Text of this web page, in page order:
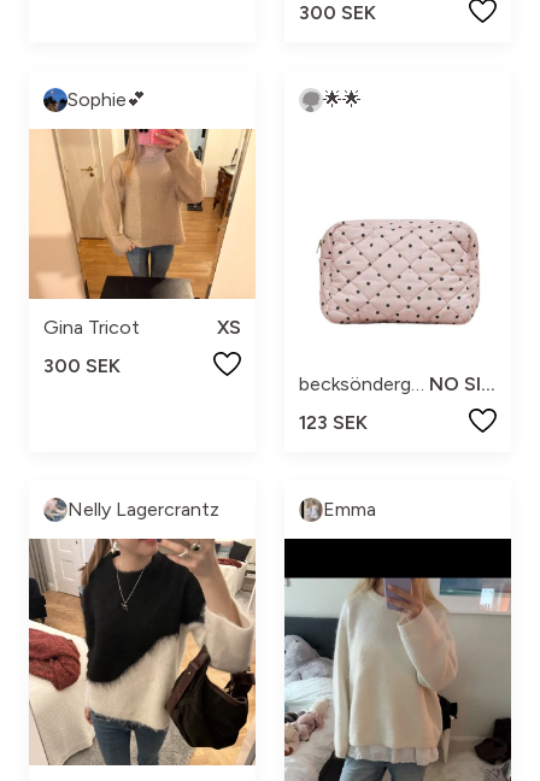
300 SEK
Sophie💕
Gina Tricot
XS
300 SEK
🌟🌟
becksöndergaard
NO SIZE
123 SEK
Nelly Lagercrantz Emma